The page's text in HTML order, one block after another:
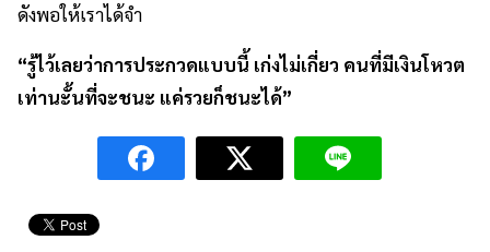
ดังพอให้เราได้จำ
“รู้ไว้เลยว่าการประกวดแบบนี้ เก่งไม่เกี่ยว คนที่มีเงินโหวต
เท่านะั้นที่จะชนะ แค่รวยก็ชนะได้”